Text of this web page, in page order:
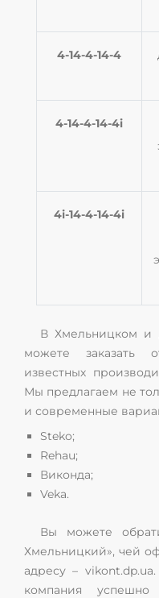
4-14-4-14-4
4-14-4-14-4i
4i-14-4-14-4i
В Хмельницком и
можете заказать
известных
Мы предлагаем не
и современные
Steko;
Rehau;
Виконда;
Veka.
Вы можете
Хмельницкий», чей
адресу –
компания